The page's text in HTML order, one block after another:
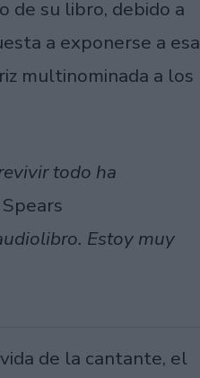
de su libro, debido a
a exponerse a esa
multinominada a los
todo ha
Spears
Estoy muy
de la cantante, el